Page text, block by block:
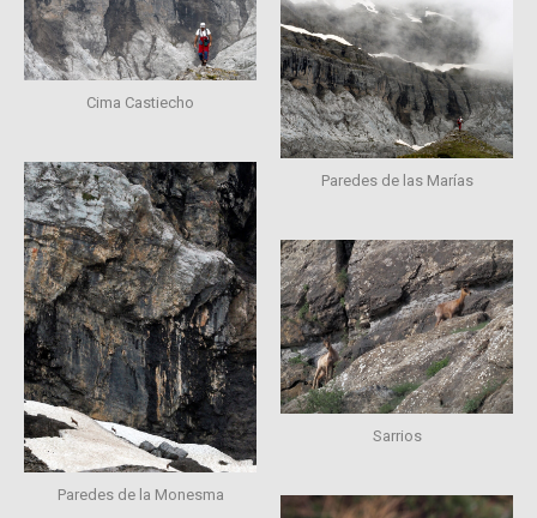
Cima Castiecho
Paredes de la Monesma
Paredes de las Marías
Sarrios